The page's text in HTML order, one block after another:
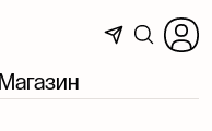
Магазин